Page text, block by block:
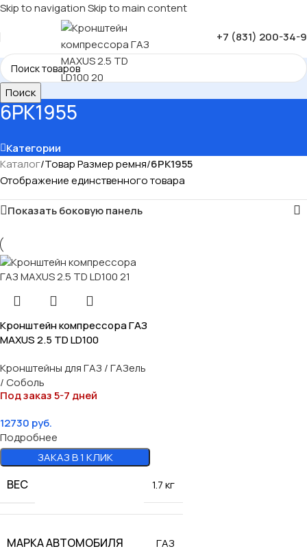
Skip to navigationSkip to main content
+7 (831) 200-34-
Поиск
6РК1955
Категории
Каталог/Товар Размер ремня/6РК1955
Отображение единственного товара
Показать боковую панель
Кронштейн компрессора ГАЗ
MAXUS 2.5 TD LD100
Кронштейны для ГАЗ / ГАЗель
/ Соболь
Под заказ 5-7 дней
12730 руб.
Подробнее
ЗАКАЗ В 1 КЛИК
ВЕС 1.7 кг
МАРКА АВТОМОБИЛЯ ГАЗ